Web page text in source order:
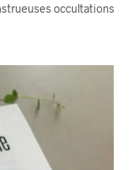
occultations